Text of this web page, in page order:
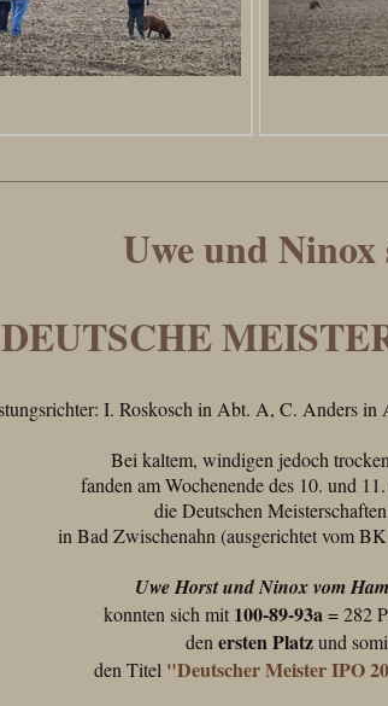
Uwe und Ninox
DEUTSCHE
I. Roskosch in Abt. A, C. Anders
Bei kaltem, windigen jedoch
fanden am Wochenende des 10. und
die Deutschen
in Bad Zwischenahn (ausgerichtet vom
Uwe Horst und Ninox vom
konnten sich mit 100-89-93a= 282
den ersten Platzund
den Titel "Deutscher Meister IPO